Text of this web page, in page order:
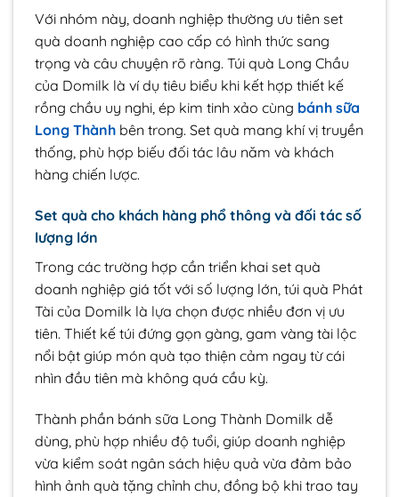
Với nhóm này, doanh nghiệp thường ưu tiên set
quà doanh nghiệp cao cấp có hình thức sang
trọng và câu chuyện rõ ràng. Túi quà Long Chầu
của Domilk là ví dụ tiêu biểu khi kết hợp thiết kế
rồng chầu uy nghi, ép kim tinh xảo cùng bánh sữa
Long Thành bên trong. Set quà mang khí vị truyền
thống, phù hợp biếu đối tác lâu năm và khách
hàng chiến lược.
Set quà cho khách hàng phổ thông và đối tác số
lượng lớn
Trong các trường hợp cần triển khai set quà
doanh nghiệp giá tốt với số lượng lớn, túi quà Phát
Tài của Domilk là lựa chọn được nhiều đơn vị ưu
tiên. Thiết kế túi đứng gọn gàng, gam vàng tài lộc
nổi bật giúp món quà tạo thiện cảm ngay từ cái
nhìn đầu tiên mà không quá cầu kỳ.
Thành phần bánh sữa Long Thành Domilk dễ
dùng, phù hợp nhiều độ tuổi, giúp doanh nghiệp
vừa kiểm soát ngân sách hiệu quả vừa đảm bảo
hình ảnh quà tặng chỉnh chu, đồng bộ khi trao tay